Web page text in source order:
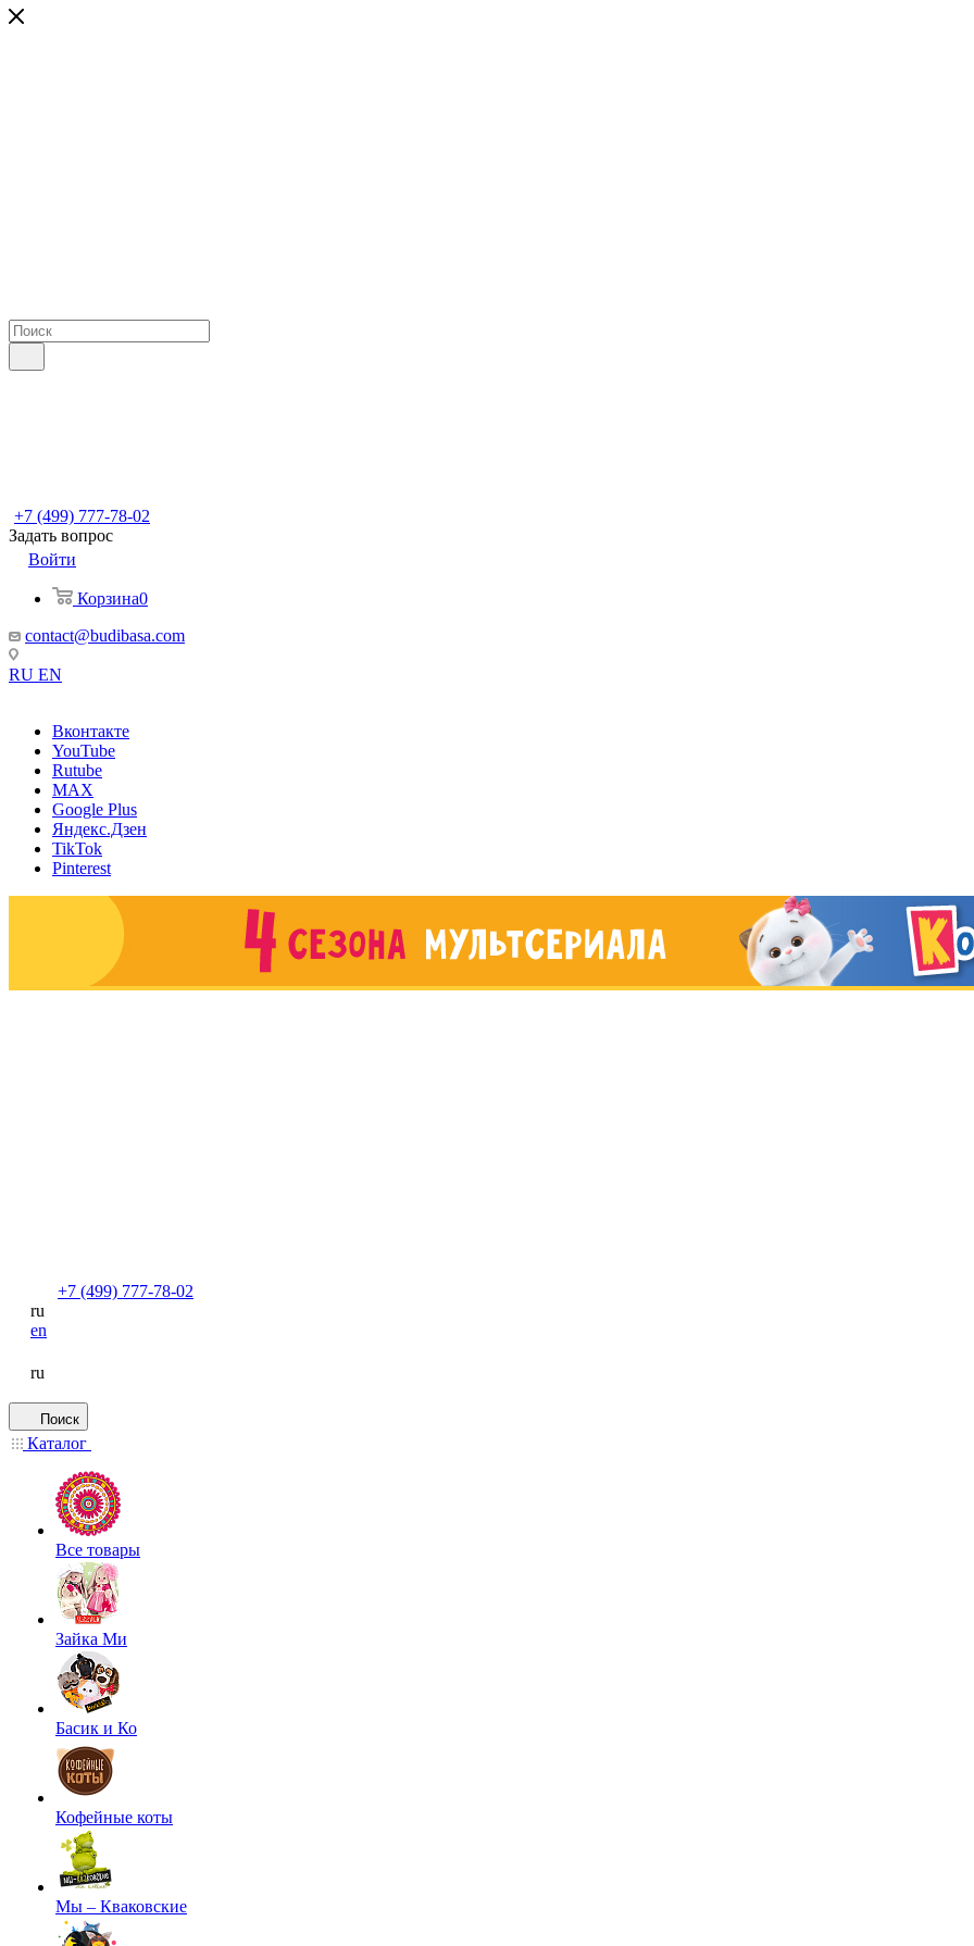
+7 (499) 777-78-02
Задать вопрос
Войти
Корзина0
contact@budibasa.com
RU EN
Вконтакте
YouTube
Rutube
MAX
Google Plus
Яндекс.Дзен
TikTok
Pinterest
+7 (499) 777-78-02
ru
en
ru
Поиск
Каталог
Все товары
Зайка Ми
Басик и Ко
Кофейные коты
Мы – Кваковские